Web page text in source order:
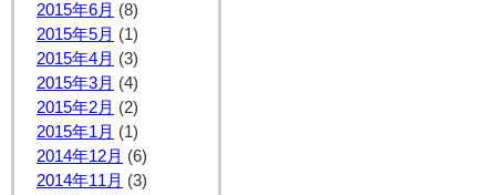
2015年6月 (8)
2015年5月 (1)
2015年4月 (3)
2015年3月 (4)
2015年2月 (2)
2015年1月 (1)
2014年12月 (6)
2014年11月 (3)